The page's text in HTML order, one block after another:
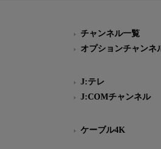
チャンネル一覧
オプションチャンネ
J:テレ
J:COMチャンネル
ケーブル4K